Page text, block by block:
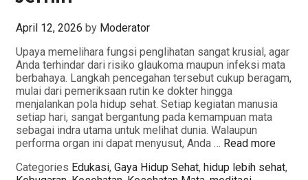
April 12, 2026 by Moderator
Upaya memelihara fungsi penglihatan sangat krusial, agar
Anda terhindar dari risiko glaukoma maupun infeksi mata
berbahaya. Langkah pencegahan tersebut cukup beragam,
mulai dari pemeriksaan rutin ke dokter hingga
menjalankan pola hidup sehat. Setiap kegiatan manusia
setiap hari, sangat bergantung pada kemampuan mata
sebagai indra utama untuk melihat dunia. Walaupun
performa organ ini dapat menyusut, Anda … Read more
Categories Edukasi, Gaya Hidup Sehat, hidup lebih sehat,